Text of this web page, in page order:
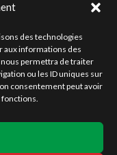
des technologies
aux informations des
nous permettra de traiter
ou les ID uniques sur
consentement peut avoir